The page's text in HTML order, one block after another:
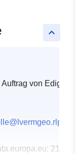
keyboard_arrow_up
von Ediger-
21